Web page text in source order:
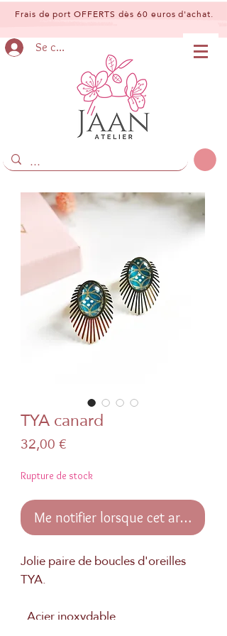
Frais de port OFFERTS dès 60 euros d'achat.
Se connecter
TYA canard
32,00 €
Rupture de stock
Me notifier lorsque cet article est
Jolie paire de boucles d'oreilles
TYA.
. Acier inoxydable